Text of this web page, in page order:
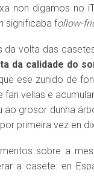
non digamos no
significaba follow-
da volta das
da calidade do
ese zunido de
fan vellas e
ao grosor dunha
primeira vez en
sobre a
a casete: en